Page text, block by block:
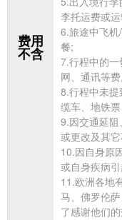
费用
不含
李托运费或
6.旅途中飞
餐;
7.行程中的
网、通讯等
8.行程中未提
缆车、地铁
9.因交通延
或更改及其
10.因自身原
或自身疾病
11.欧洲各地
马、佛罗伦
了感谢他们